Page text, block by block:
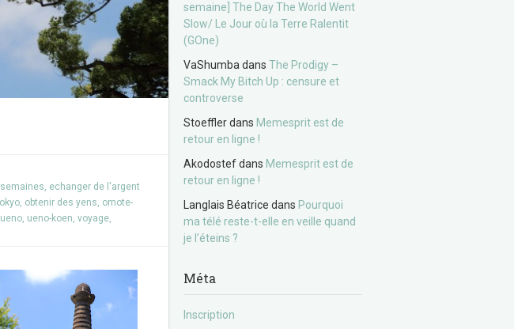
echanger de l'argent
obtenir des yens omote-
ueno ueno-koen voyage
semaine] The Day The World Went
Slow/ Le Jour où la Terre Ralentit
(GOne)
VaShumba dansThe Prodigy –
Smack My Bitch Up : censure et
controverse
Stoefflerdans Memesprit est de
retour en ligne !
Akodostefdans Memesprit est de
retour en ligne !
Langlais Béatrice dans Pourquoi
ma télé reste-t-elle en veille quand
je l’éteins ?
Méta
Inscription